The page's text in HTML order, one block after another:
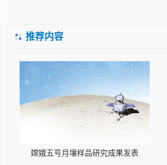
推荐内容
嫦娥五号月壤样品研究成果发表